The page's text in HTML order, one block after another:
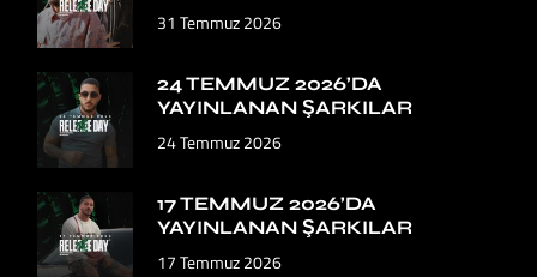
31 Temmuz 2026
24 TEMMUZ 2026’DA
YAYINLANAN ŞARKILAR
24 Temmuz 2026
17 TEMMUZ 2026’DA
YAYINLANAN ŞARKILAR
17 Temmuz 2026